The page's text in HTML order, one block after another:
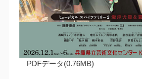
PDFデータ(0.76MB)